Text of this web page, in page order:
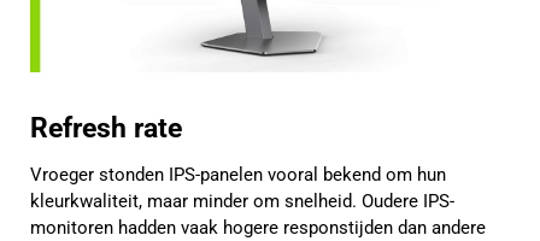
Refresh rate
Vroeger stonden IPS-panelen vooral bekend om hun
kleurkwaliteit, maar minder om snelheid. Oudere IPS-
monitoren hadden vaak hogere responstijden dan andere